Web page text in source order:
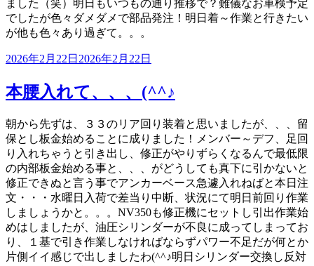
ました（笑）明日もいつもの通り推移で？難儀なお車検予定
でしたが色々ダメダメで部品発注！明日着～作業と行きたい
が他も色々あり過ぎて。。。
投
日:
2026年2月22日 2026年2月22日
本腰入れて、、、(^^♪
朝から先ずは、３３のリア回り装着と思いましたが、、、留
保とし板金始めることに成りました！メンバー～デフ、足回
り入れちゃうと引き出し、修正がやりずらくなるんで最低限
の内部板金始める事と、、、がどうしても真下に引かないと
修正できぬと言う事でアンカーベース急遽入れねばと本日注
文・・・水曜日入荷で差当り中断、状況にて明日前回り作業
しましょうかと。。。NV350も修正機にセットし引出作業始
めはしましたが、油圧シリンダーが不良に成ってしまってお
り、１基で引き作業しなければならずパワー不足だが何とか
片側イイ感じで出しましたわ(^^♪明日シリンダー交換し反対